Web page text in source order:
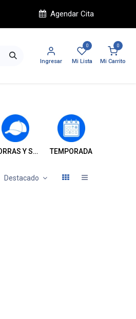
Agendar Cita
Ingresar
0
Mi Lista
0
Mi Carrito
GORRAS Y SOMBREROS TEMPORADA
Destacado